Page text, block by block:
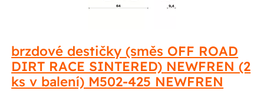
brzdové destičky (směs OFF ROAD
DIRT RACE SINTERED) NEWFREN (2
ks v balení) M502-425 NEWFREN